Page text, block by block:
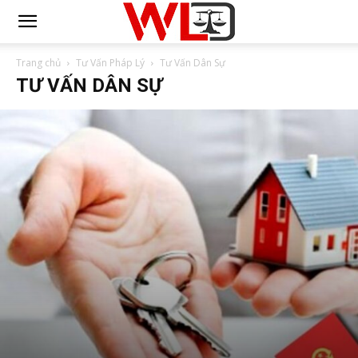
Trang chủ Tư Vấn Pháp Lý Tư Vấn Dân Sự
TƯ VẤN DÂN SỰ